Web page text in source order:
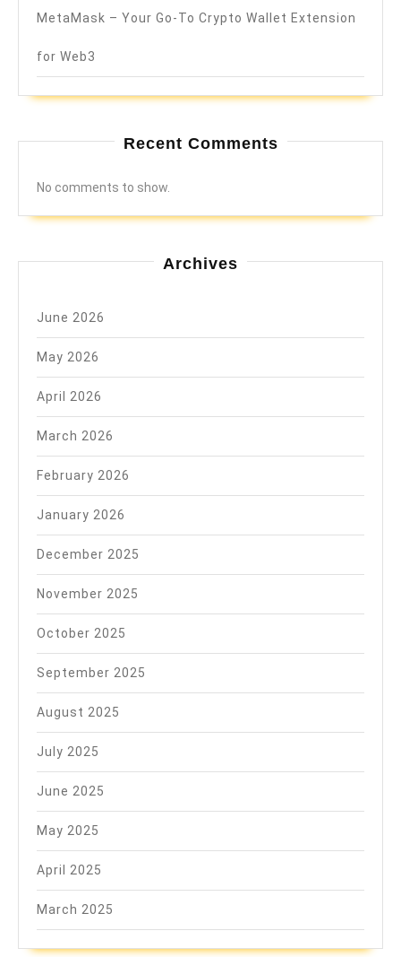
MetaMask – Your Go-To Crypto Wallet Extension
for Web3
Recent Comments
No comments to show.
Archives
June 2026
May 2026
April 2026
March 2026
February 2026
January 2026
December 2025
November 2025
October 2025
September 2025
August 2025
July 2025
June 2025
May 2025
April 2025
March 2025